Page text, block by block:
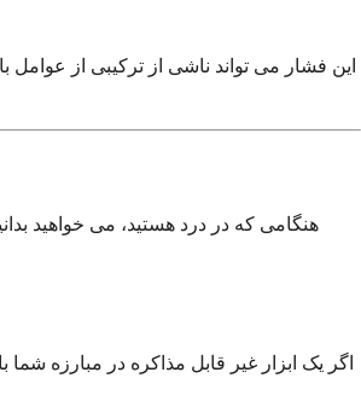
این فشار می تواند ناشی از ترکیبی از
هنگامی که در درد هستید، می خواهید
اگر یک ابزار غیر قابل مذاکره در مبارزه